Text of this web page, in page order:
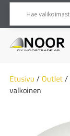
Etusivu / Outlet/
valkoinen